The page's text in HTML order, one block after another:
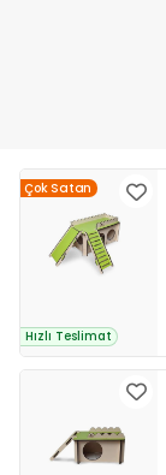
Çok Satan
Hızlı Teslimat